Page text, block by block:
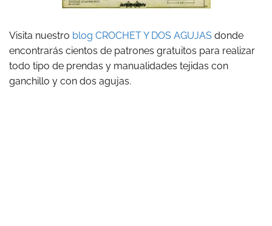
Visita nuestro blog CROCHET Y DOS AGUJAS donde
encontrarás cientos de patrones gratuitos para realizar
todo tipo de prendas y manualidades tejidas con
ganchillo y con dos agujas.